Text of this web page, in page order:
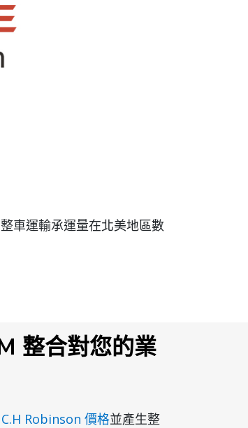
車運輸承運量在北美地區數
整合對您的業
Robinson 價格並產生整